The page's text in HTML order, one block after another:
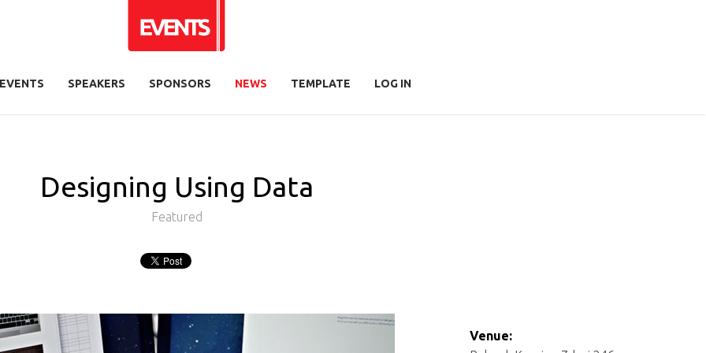
EVENTS SPEAKERS SPONSORS NEWS TEMPLATE LOG IN
Designing Using Data
Featured
Venue: